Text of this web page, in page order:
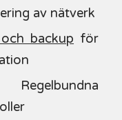
av nätverk
backup för